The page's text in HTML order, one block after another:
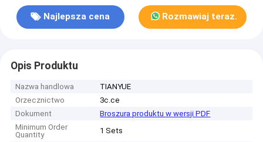
Najlepsza cena Rozmawiaj teraz.
Opis Produktu
Nazwa handlowa
TIANYUE
Orzecznictwo
3c.ce
Dokument
Broszura produktu w wersji PDF
Minimum Order
Quantity
1 Sets